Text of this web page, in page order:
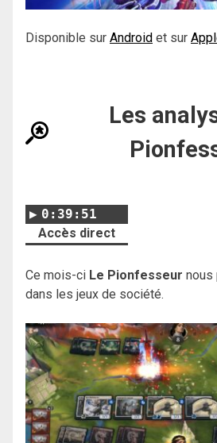
Disponible sur Android et sur
Les
0:39:51
Accès direct
Ce mois-ci Le Pionfesseur nous
dans les jeux de société.